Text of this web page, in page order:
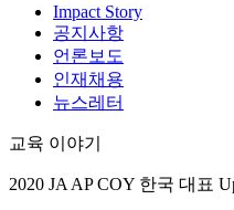
Impact Story
공지사항
언론보도
인재채용
뉴스레터
교육 이야기
2020 JA AP COY 한국 대표